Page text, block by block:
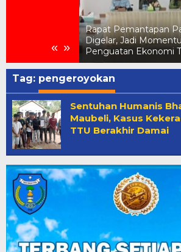
« »
Klarifikasi
Rapat Pemantapan
Digelar, Jadi
Penguatan Ekonomi
Tag: pengeroyokan
Sentuhan Humanis
Maubeli, Kasus
TTU Berakhir Damai